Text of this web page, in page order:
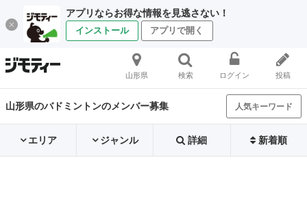
アプリならお得な情報を見逃さない！
インストール アプリで開く
山形県 検索 ログイン 投稿
山形県のバドミントンのメンバー募集 人気キーワード
エリア ジャンル 詳細 新着順